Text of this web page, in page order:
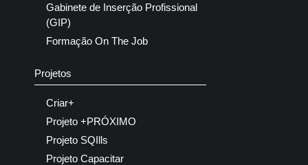
Gabinete de Inserção Profissional
(GIP)
Formação On The Job
Projetos
Criar+
Projeto +PRÓXIMO
Projeto SQIlls
Projeto Capacitar